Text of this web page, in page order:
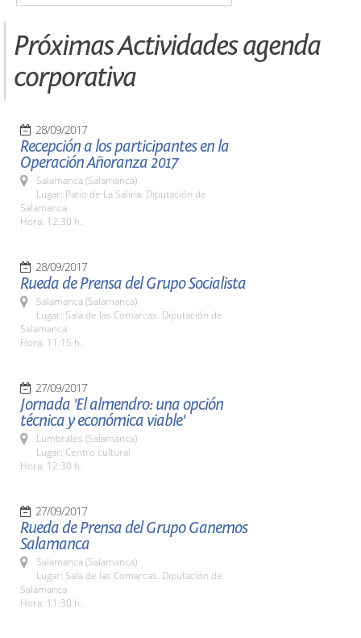
Próximas Actividades agenda
corporativa
28/09/2017
Recepción a los participantes en la
Operación Añoranza 2017
Salamanca (Salamanca)
Lugar: Patio de La Salina. Diputación de
Salamanca
Hora: 12.30 h.
28/09/2017
Rueda de Prensa del Grupo Socialista
Salamanca (Salamanca)
Lugar: Sala de las Comarcas. Diputación de
Salamanca
Hora: 11:15 h.
27/09/2017
Jornada 'El almendro: una opción
técnica y económica viable'
Lumbrales (Salamanca)
Lugar: Centro cultural
Hora: 12:30 h.
27/09/2017
Rueda de Prensa del Grupo Ganemos
Salamanca
Salamanca (Salamanca)
Lugar: Sala de las Comarcas. Diputación de
Salamanca
Hora: 11:30 h.